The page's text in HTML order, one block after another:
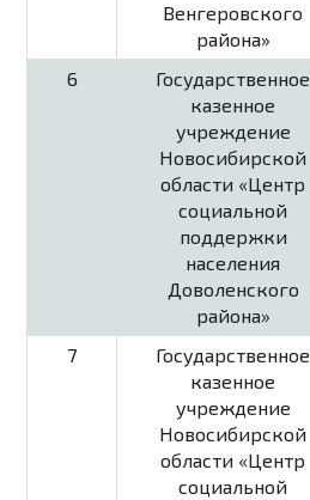
Венгеровского
района»
6
Государственное
казенное
учреждение
Новосибирской
области «Центр
социальной
поддержки
населения
Доволенского
района»
7
Государственное
казенное
учреждение
Новосибирской
области «Центр
социальной